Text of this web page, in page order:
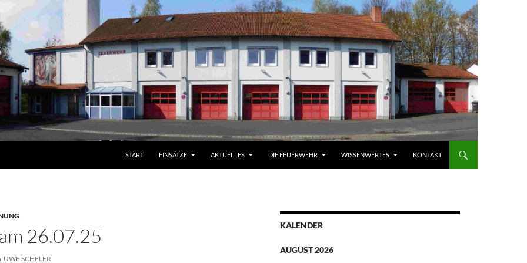
START EINSÄTZE AKTUELLES DIE FEUERWEHR WISSENWERTES KONTAKT
26.07.25
UWE SCHELER
KALENDER
AUGUST 2026